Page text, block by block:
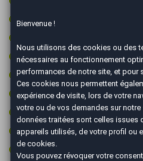
Jantes aluminium
Ordinateur de bord
Première main
Prise 12v
Prise audio USB
Radar arrière de détection
Radar avant de détection
Bienvenue !
Nous utilisons des cookies ou des
nécessaires au fonctionnement
performances de notre site, et pour
Ces cookies nous permettent
expérience de visite, lors de votre
votre ou de vos demandes sur
données traitées sont celles issues
appareils utilisés, de votre profil ou
de cookies.
Vous pouvez révoquer votre